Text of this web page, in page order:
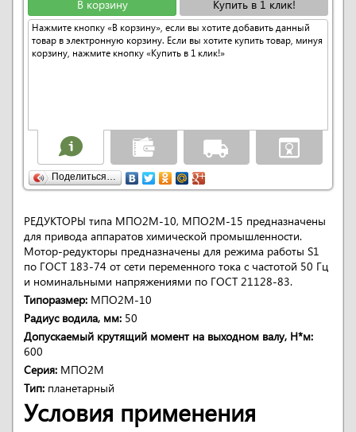
В корзину Купить в 1 клик!
Нажмите кнопку «В корзину», если вы хотите добавить данный
товар в электронную корзину. Если вы хотите купить товар, минуя
корзину, нажмите кнопку «Купить в 1 клик!»
Поделиться…
РЕДУКТОРЫ типа МПО2М-10, МПО2М-15 предназначены
для привода аппаратов химической промышленности.
Мотор-редукторы предназначены для режима работы S1
по ГОСТ 183-74 от сети переменного тока с частотой 50 Гц
и номинальными напряжениями по ГОСТ 21128-83.
Типоразмер: МПО2М-10
Радиус водила, мм: 50
Допускаемый крутящий момент на выходном валу, Н*м:
600
Серия: МПО2М
Тип: планетарный
Условия применения